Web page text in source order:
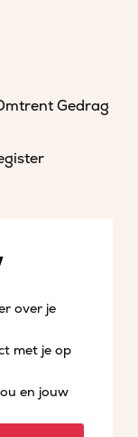
Gedrag
over je
met je op
en jouw